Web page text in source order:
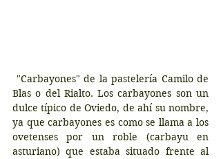
Blas o del Rialto. Los carbayones son un
dulce típico de Oviedo, de ahí su nombre,
ya que carbayones es como se llama a los
ovetenses por un roble (carbayu en
asturiano) que estaba situado frente al